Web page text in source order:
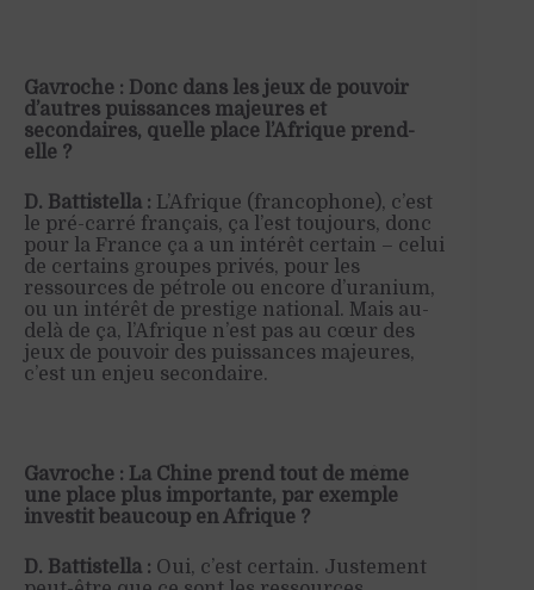
Gavroche : Donc dans les jeux de pouvoir
d’autres puissances majeures et
secondaires, quelle place l’Afrique prend-
elle ?
D. Battistella : L’Afrique (francophone), c’est
le pré-carré français, ça l’est toujours, donc
pour la France ça a un intérêt certain – celui
de certains groupes privés, pour les
ressources de pétrole ou encore d’uranium,
ou un intérêt de prestige national. Mais au-
delà de ça, l’Afrique n’est pas au cœur des
jeux de pouvoir des puissances majeures,
c’est un enjeu secondaire.
Gavroche : La Chine prend tout de même
une place plus importante, par exemple
investit beaucoup en Afrique ?
D. Battistella : Oui, c’est certain. Justement